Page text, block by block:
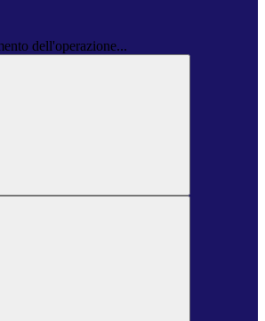
dell'operazione...